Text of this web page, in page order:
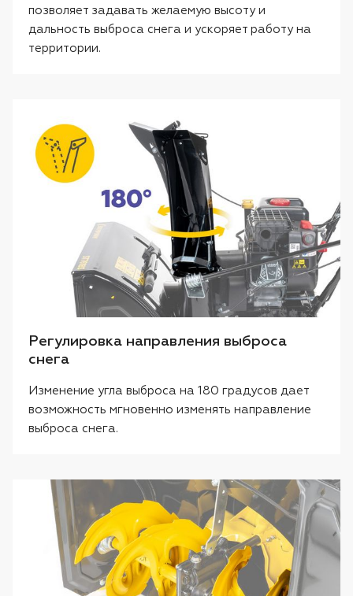
позволяет задавать желаемую высоту и
дальность выброса снега и ускоряет работу на
территории.
Регулировка направления выброса
снега
Изменение угла выброса на 180 градусов дает
возможность мгновенно изменять направление
выброса снега.